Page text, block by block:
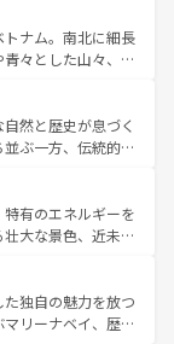
エティ豊かな料理
コンテンツ一覧を参
美を楽しむことが
ストリートフード
。夜には、韓国な
力を心ゆくまで味
の韓国情報はコンテンツ一
ナム。南北に細長
々とした山々、世
の古い町並みやホ
、独特の雰囲気を
かさとおいしさで
ーヒーなどは、ぜ
もあたたかい人々
れられない旅にな
然と歴史が息づく
ぶ一方、伝統的な
マイなどの山岳地
トやクラビの美し
できる。タイ料理
にも異なる楽しみ
、仏教を中心とし
る旅人を魅了し続
有のエネルギーを
大な景色、近未来
スポットが密集し
魅力。息をのむよ
存分に楽しみ尽く
独自の魅力を放つ
リーナベイ、歴史